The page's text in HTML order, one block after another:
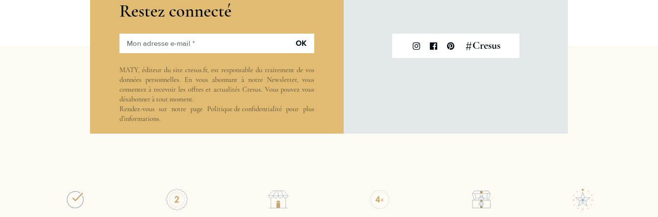
Restez connecté
Mon adresse e-mail * OK
MATY, éditeur du site cresus.fr, est responsable du traitement de vos
données personnelles. En vous abonnant à notre Newsletter, vous
consentez à recevoir les offres et actualités Cresus. Vous pouvez vous
désabonner à tout moment.
Rendez-vous sur notre page Politique de confidentialitépour plus
d’informations.
#Cresus